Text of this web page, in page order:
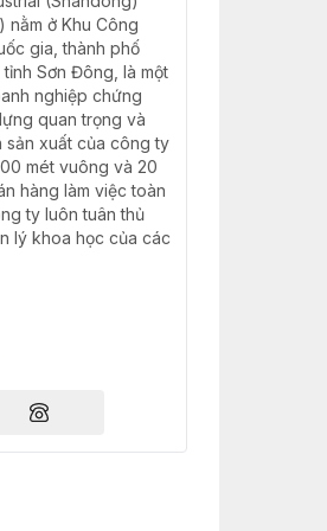
nằm ở Khu Công
gia, thành phố
Sơn Đông, là một
nghiệp chứng
quan trọng và
sản xuất của công ty
mét vuông và 20
hàng làm việc toàn
ty luôn tuân thủ
lý khoa học của các